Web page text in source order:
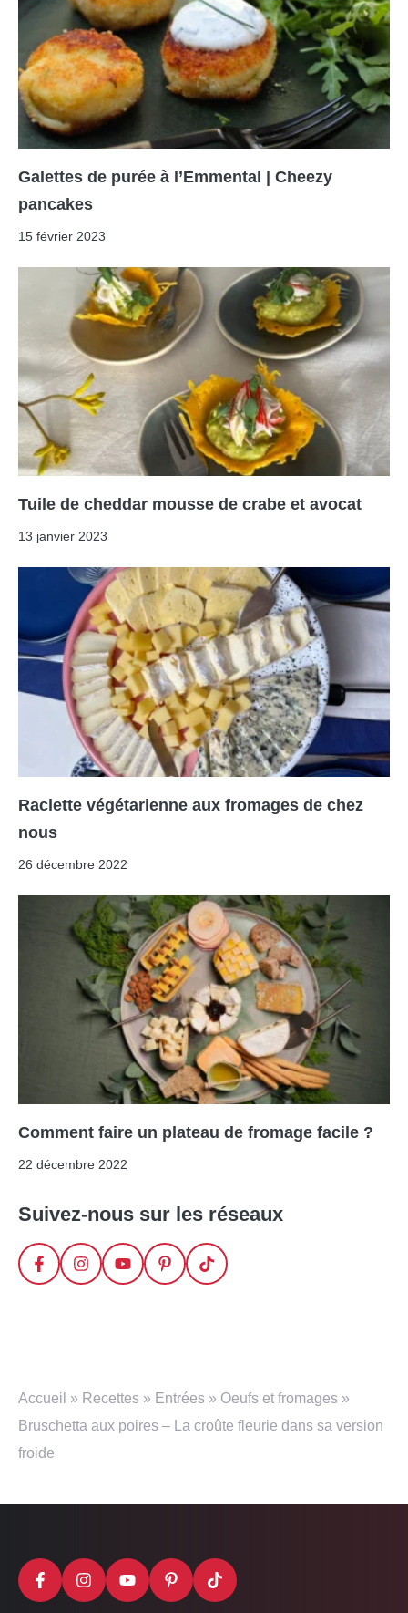
Galettes de purée à l’Emmental | Cheezy
pancakes
15 février 2023
Tuile de cheddar mousse de crabe et avocat
13 janvier 2023
Raclette végétarienne aux fromages de chez
nous
26 décembre 2022
Comment faire un plateau de fromage facile ?
22 décembre 2022
Suivez-nous sur les réseaux
Accueil » Recettes » Entrées » Oeufs et fromages »
Bruschetta aux poires – La croûte fleurie dans sa version
froide